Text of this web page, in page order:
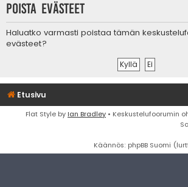
Poista evästeet
Haluatko varmasti poistaa tämän
evästeet?
Etusivu
Flat Style by Ian Bradley • Keskustelufoorumin
Käännös: phpBB Suomi